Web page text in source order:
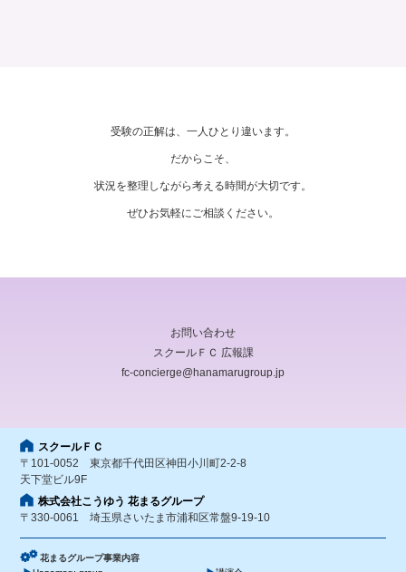
受験の正解は、一人ひとり違います。
だからこそ、
状況を整理しながら考える時間が大切です。
ぜひお気軽にご相談ください。
お問い合わせ
スクールＦＣ 広報課
fc-concierge@hanamarugroup.jp
スクールＦＣ
〒101-0052 東京都千代田区神田小川町2-2-8
天下堂ビル9F
株式会社こうゆう 花まるグループ
〒330-0061 埼玉県さいたま市浦和区常盤9-19-10
花まるグループ事業内容